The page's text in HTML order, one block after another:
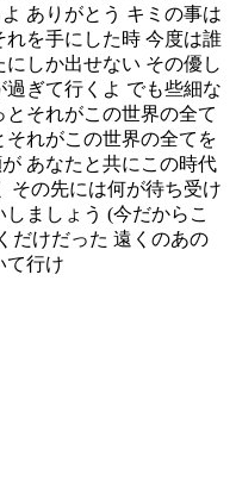
ありがとう キミの事は
を手にした時 今度は誰
しか出せない その優し
ぎて行くよ でも些細な
それがこの世界の全て
れがこの世界の全てを
あなたと共にこの時代
その先には何が待ち受け
ましょう (今だからこ
だけだった 遠くのあの
て行け